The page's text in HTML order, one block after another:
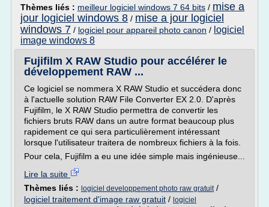
Thèmes liés : meilleur logiciel windows 7 64 bits / mise a
jour logiciel windows 8 / mise a jour logiciel
windows 7 / logiciel pour appareil photo canon / logiciel
image windows 8
Fujifilm X RAW Studio pour accélérer le
développement RAW ...
Ce logiciel se nommera X RAW Studio et succédera donc
à l'actuelle solution RAW File Converter EX 2.0. D'après
Fujifilm, le X RAW Studio permettra de convertir les
fichiers bruts RAW dans un autre format beaucoup plus
rapidement ce qui sera particulièrement intéressant
lorsque l'utilisateur traitera de nombreux fichiers à la fois.
Pour cela, Fujifilm a eu une idée simple mais ingénieuse...
Lire la suite
Thèmes liés : logiciel developpement photo raw gratuit/
logiciel traitement d'image raw gratuit / logiciel